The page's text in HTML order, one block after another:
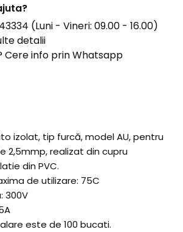
(Luni - Vineri: 09.00 - 16.00)
detalii
Cere info prin Whatsapp
izolat, tip furcă, model AU, pentru
2,5mmp, realizat din cupru
din PVC.
de utilizare: 75C
300V
este de 100 bucati.